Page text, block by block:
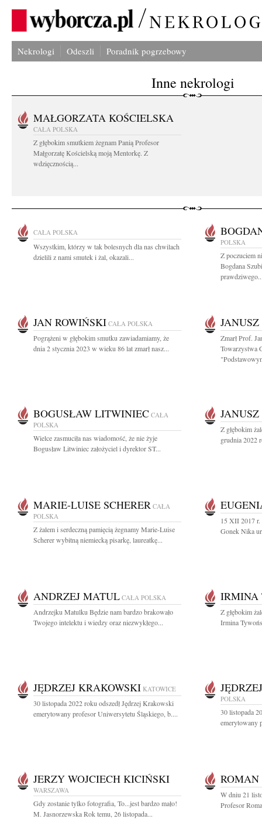
Nekrologi Odeszli Poradnik pogrzebowy
Inne nekrologi
MAŁGORZATA KOŚCIELSKA
CAŁA POLSKA
Z głębokim smutkiem żegnam Panią Profesor
Małgorzatę Kościelską moją Mentorkę. Z
wdzięcznością...
CAŁA POLSKA
Wszystkim, którzy w tak bolesnych dla nas chwilach
dzielili z nami smutek i żal, okazali...
POLSKA
Z poczuciem
Bogdana
JAN ROWIŃSKI CAŁA POLSKA
Pogrążeni w głębokim smutku zawiadamiamy, że
dnia 2 stycznia 2023 w wieku 86 lat zmarł nasz...
Zmarł Prof.
Towarzystwa
BOGUSŁAW LITWINIEC CAŁA
POLSKA
Wielce zasmuciła nas wiadomość, że nie żyje
Bogusław Litwiniec założyciel i dyrektor ST...
Z głębokim
grudnia 2022
MARIE-LUISE SCHERER CAŁA
POLSKA
Z żalem i serdeczną pamięcią żegnamy Marie-Luise
Scherer wybitną niemiecką pisarkę, laureatkę...
15 XII 2017 r.
Gonek Nika
ANDRZEJ MATUL CAŁA POLSKA
Andrzejku Matulku Będzie nam bardzo brakowało
Twojego intelektu i wiedzy oraz niezwykłego...
IRMINA
Z głębokim
Irmina
JĘDRZEJ KRAKOWSKI KATOWICE
30 listopada 2022 roku odszedł Jędrzej Krakowski
emerytowany profesor Uniwersytetu Śląskiego, b....
POLSKA
30 listopada
emerytowany
JERZY WOJCIECH KICIŃSKI
WARSZAWA
Gdy zostanie tylko fotografia, To...jest bardzo mało!
M. Jasnorzewska Rok temu, 26 listopada...
ROMAN
W dniu 21
Profesor